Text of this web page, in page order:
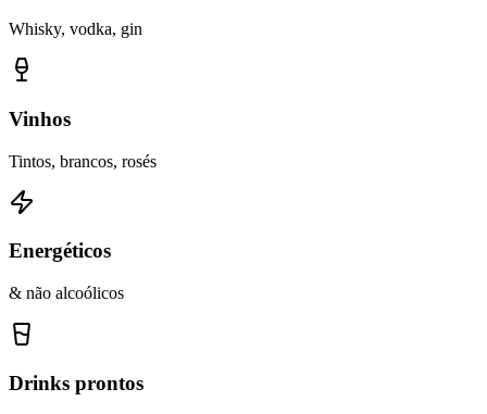
Whisky, vodka, gin
Vinhos
Tintos, brancos, rosés
Energéticos
& não alcoólicos
Drinks prontos